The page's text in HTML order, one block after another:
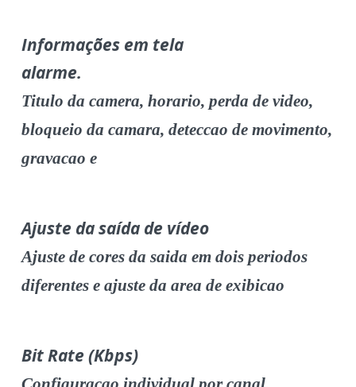
Informações em tela
alarme.
Titulo da camera, horario, perda de video,
bloqueio da camara, deteccao de movimento,
gravacao e
Ajuste da saída de vídeo
Ajuste de cores da saida em dois periodos
diferentes e ajuste da area de exibicao
Bit Rate (Kbps)